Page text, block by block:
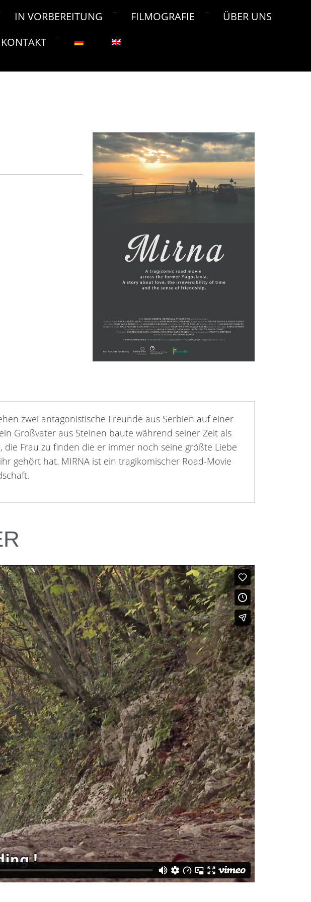
IN VORBEREITUNG FILMOGRAFIE
ÜBER UNS
KONTAKT
zwei antagonistische Freunde aus Serbien auf einer
Großvater aus Steinen baute während seiner Zeit als
die Frau zu finden die er immer noch seine größte Liebe
gehört hat. MIRNA ist ein tragikomischer Road-Movie